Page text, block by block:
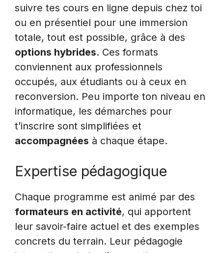
suivre tes cours en ligne depuis chez toi
ou en présentiel pour une immersion
totale, tout est possible, grâce à des
options hybrides. Ces formats
conviennent aux professionnels
occupés, aux étudiants ou à ceux en
reconversion. Peu importe ton niveau en
informatique, les démarches pour
t’inscrire sont simplifiées et
accompagnées à chaque étape.
Expertise pédagogique
Chaque programme est animé par des
formateurs en activité, qui apportent
leur savoir-faire actuel et des exemples
concrets du terrain. Leur pédagogie